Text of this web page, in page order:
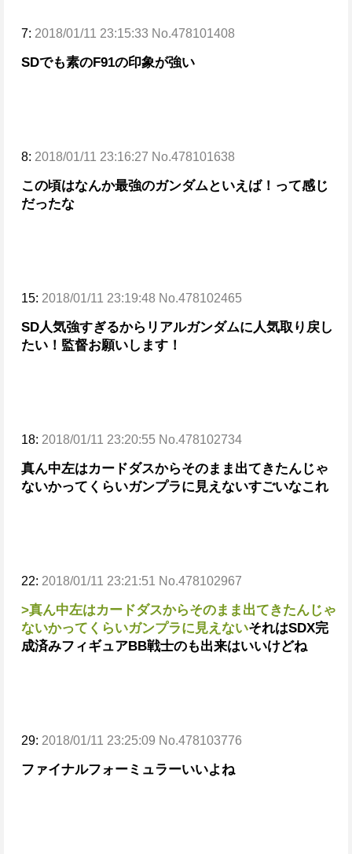
7: 2018/01/11 23:15:33 No.478101408
SDでも素のF91の印象が強い
8: 2018/01/11 23:16:27 No.478101638
この頃はなんか最強のガンダムといえば！って感じ
だったな
15: 2018/01/11 23:19:48 No.478102465
SD人気強すぎるからリアルガンダムに人気取り戻し
たい！ 監督お願いします！
18: 2018/01/11 23:20:55 No.478102734
真ん中左はカードダスからそのまま出てきたんじゃ
ないかってくらいガンプラに見えないすごいなこれ
22: 2018/01/11 23:21:51 No.478102967
>真ん中左はカードダスからそのまま出てきたんじゃ
ないかってくらいガンプラに見えないそれはSDX完
成済みフィギュアBB戦士のも出来はいいけどね
29: 2018/01/11 23:25:09 No.478103776
ファイナルフォーミュラーいいよね